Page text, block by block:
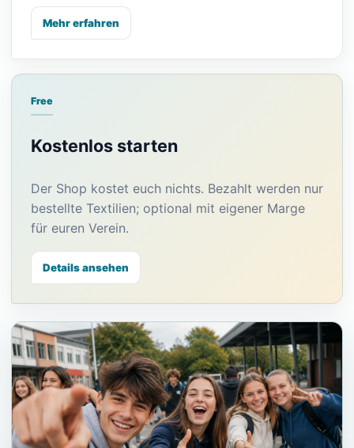
Mehr erfahren
Free
Kostenlos starten
Der Shop kostet euch nichts. Bezahlt werden nur
bestellte Textilien; optional mit eigener Marge
für euren Verein.
Details ansehen